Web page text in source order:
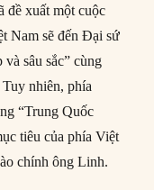
đề xuất một cuộc
Nam sẽ đến Đại sứ
sâu sắc” cùng
nhiên, phía
“Trung Quốc
tiêu của phía Việt
chính ông Linh.